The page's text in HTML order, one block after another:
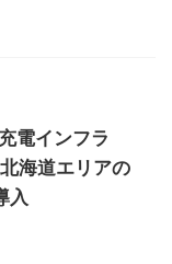
電インフラ
海道エリアの
入